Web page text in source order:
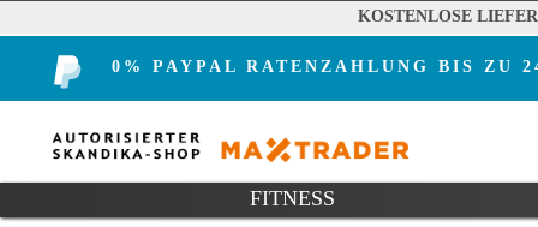
KOSTENLOSE
0% PAYPAL RATENZAHLUNG BIS ZU
FITNESS